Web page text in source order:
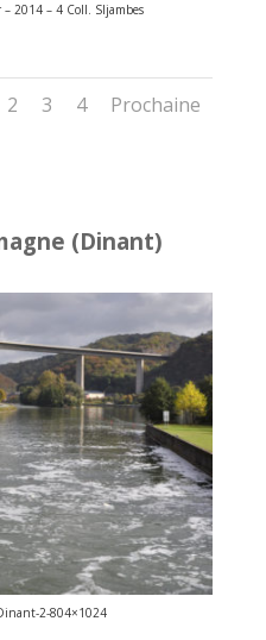
2014 – 4 Coll. SIjambes
2 3 4 Prochaine
(Dinant)
2-804×1024